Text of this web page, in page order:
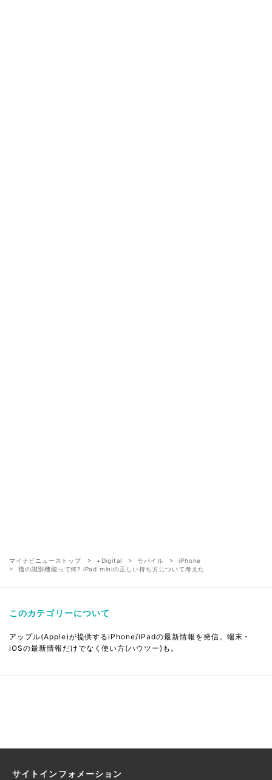
マイナビニューストップ +Digital モバイル
iPhone
指の識別機能って何? iPad miniの正しい持ち方について考えた
このカテゴリーについて
アップル(Apple)が提供するiPhone/iPadの最新情報を発信。端末・
iOSの最新情報だけでなく使い方(ハウツー)も。
サイトインフォメーション